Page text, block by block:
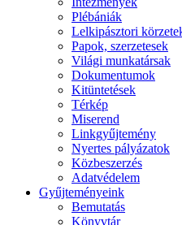
Plébániák
Lelkipásztori
Papok, szerzetesek
Világi munkatársak
Dokumentumok
Kitüntetések
Térkép
Miserend
Linkgyűjtemény
Nyertes pályázatok
Közbeszerzés
Adatvédelem
Gyűjteményeink
Bemutatás
Könyvtár